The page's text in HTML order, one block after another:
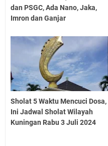
dan PSGC, Ada Nano, Jaka,
Imron dan Ganjar
Sholat 5 Waktu Mencuci Dosa,
Ini Jadwal Sholat Wilayah
Kuningan Rabu 3 Juli 2024